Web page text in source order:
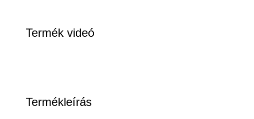
Termék videó
Termékleírás